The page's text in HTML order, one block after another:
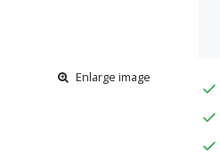
Enlarge image